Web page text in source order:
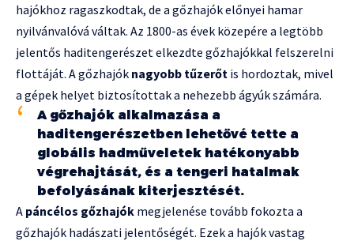
hajókhoz ragaszkodtak, de a gőzhajók előnyei hamar
nyilvánvalóvá váltak. Az 1800-as évek közepére a legtöbb
jelentős haditengerészet elkezdte gőzhajókkal felszerelni
flottáját. A gőzhajók nagyobb tűzerőt is hordoztak, mivel
a gépek helyet biztosítottak a nehezebb ágyúk számára.
A gőzhajók alkalmazása a
haditengerészetben lehetővé tette a
globális hadműveletek hatékonyabb
végrehajtását, és a tengeri hatalmak
befolyásának kiterjesztését.
A páncélos gőzhajók megjelenése tovább fokozta a
gőzhajók hadászati jelentőségét. Ezek a hajók vastag